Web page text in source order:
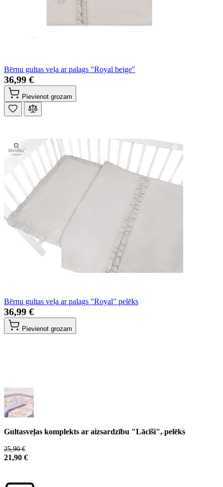
Bērnu gultas veļa ar palags "Royal beige"
36,99 €
Pievienot grozam
Bērnu gultas veļa ar palags "Royal" pelēks
36,99 €
Pievienot grozam
Gultasveļas komplekts ar aizsardzību "Lācīši", pelēks
25,90 €
21,90 €